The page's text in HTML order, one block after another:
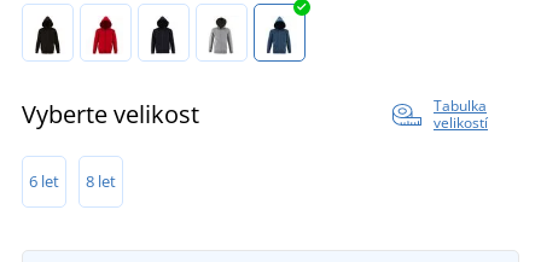
Vyberte velikost
Tabulka
velikostí
6 let 8 let